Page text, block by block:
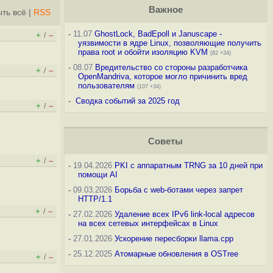
всё RSS
+ / –
+ / –
+ / –
+ / –
+ / –
+ / –
Важное
-11.07 GhostLock, BadEpoll и Januscape -
уязвимости в ядре Linux, позволяющие получить
права root и обойти изоляцию KVM (82 +34)
-08.07 Вредительство со стороны разработчика
OpenMandriva, которое могло причинить вред
пользователям (107 +34)
- Сводка событий за 2025 год
Советы
-19.04.2026 PKI с аппаратным TRNG за 10 дней при
помощи AI
-09.03.2026 Борьба с web-ботами через запрет
HTTP/1.1
-27.02.2026 Удаление всех IPv6 link-local адресов
на всех сетевых интерфейсах в Linux
-27.01.2026 Ускорение пересборки llama.cpp
-25.12.2025 Атомарные обновления в OSTree